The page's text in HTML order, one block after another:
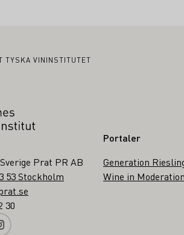
TYSKA VININSTITUTET
Prat PR AB
53 Stockholm
30
Portaler
Generation
Wine in Moderation